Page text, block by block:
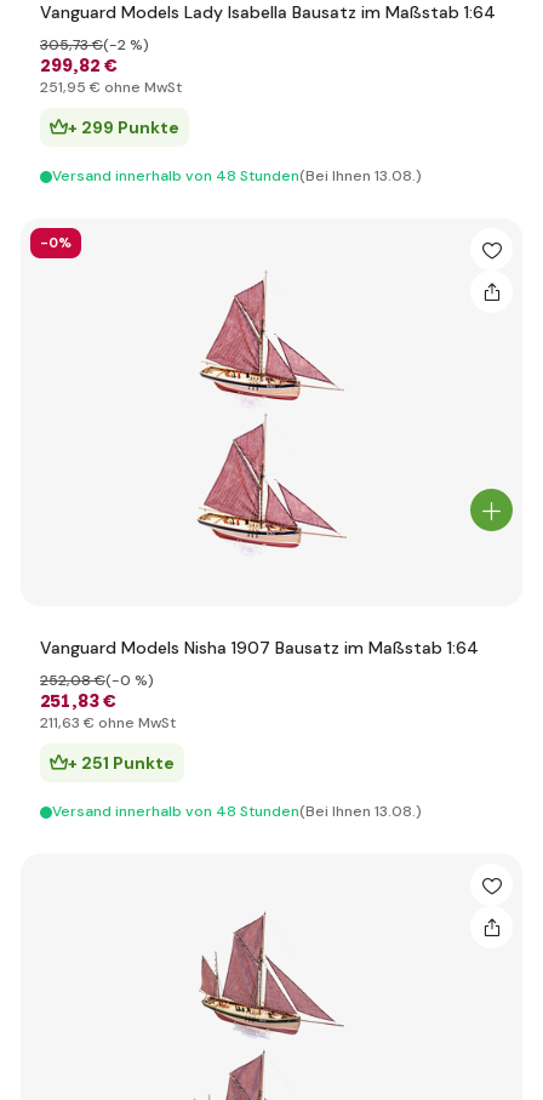
Vanguard Models Lady Isabella Bausatz im Maßstab 1:64
299,82 €
305,73 €(-2 %)
251,95 € ohne MwSt
+ 299 Punkte
Versand innerhalb von 48 Stunden(Bei Ihnen 13.08.)
-0%
Vanguard Models Nisha 1907 Bausatz im Maßstab 1:64
251,83 €
252,08 €(-0 %)
211,63 € ohne MwSt
+ 251 Punkte
Versand innerhalb von 48 Stunden(Bei Ihnen 13.08.)